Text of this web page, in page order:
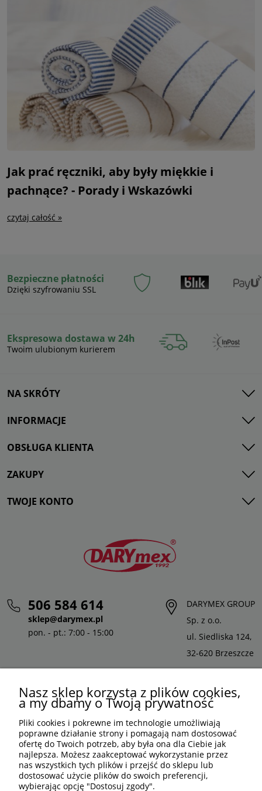
Jak prać ręczniki, aby były miękkie i
pachnące? - Porady i Wskazówki
czytaj całość »
Bezpieczne płatności
Dzięki szyfrowaniu SSL
Ekspresowa dostawa w 24h
Twoim ulubionym kurierem
NA SKRÓTY
INFORMACJE
OBSŁUGA KLIENTA
ZAKUPY
TWOJE KONTO
506 584 614
sklep@darymex.pl
pon. - pt.: 7:00 - 15:00
DARYMEX GROUP
Sp. z o.o.
ul. Siedliska 124,
32-620 Brzeszcze
Nasz sklep korzysta z plików cookies,
a my dbamy o Twoją prywatność
Pliki cookies i pokrewne im technologie umożliwiają
poprawne działanie strony i pomagają nam dostosować
ofertę do Twoich potrzeb, aby była ona dla Ciebie jak
najlepsza. Możesz zaakceptować wykorzystanie przez
nas wszystkich tych plików i przejść do sklepu lub
dostosować użycie plików do swoich preferencji,
wybierając opcję "Dostosuj zgody".